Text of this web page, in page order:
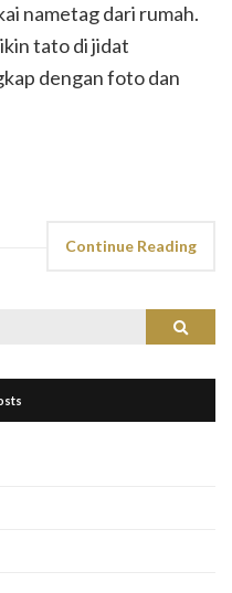
nametag dari rumah.
tato di jidat
dengan foto dan
Continue Reading
Search